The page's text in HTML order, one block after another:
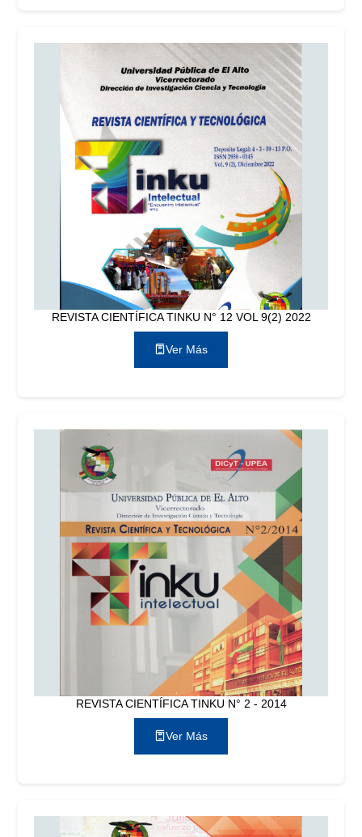
REVISTA CIENTÍFICA TINKU N° 12 VOL 9(2) 2022
Ver Más
REVISTA CIENTÍFICA TINKU N° 2 - 2014
Ver Más